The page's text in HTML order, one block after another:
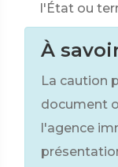
l'État ou
À
La caution
document
l'agence